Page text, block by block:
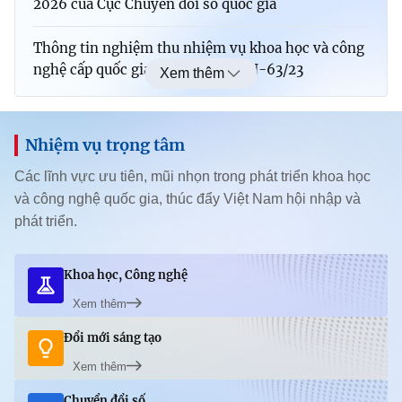
website này)
nghệ cấp quốc gia mã số ĐTĐL.CN-63/23
Tổ chức giám định
Thông báo kết quả lựa chọn tổ chức hành nghề đấu
Kết quả thực hiện nhiệm vụ KH&CN độc lập cấp
quốc gia, mã số DAKH-02/19-ĐT.02
Giải quyết khiếu nại của KAESER KOMPRESSOREN
SE (Lần hai)
Giải quyết khiếu nại của Công ty Cổ phần The
Street (lần hai)
Xem thêm
Nhiệm vụ trọng tâm
Các lĩnh vực ưu tiên, mũi nhọn trong phát triển khoa học
và công nghệ quốc gia, thúc đẩy Việt Nam hội nhập và
phát triển.
Khoa học, Công nghệ
Xem thêm
Đổi mới sáng tạo
Xem thêm